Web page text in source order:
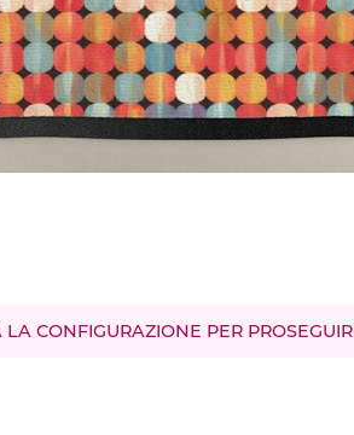
LA CONFIGURAZIONE PER